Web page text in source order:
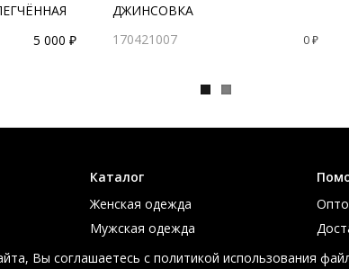
5 000 ₽
ДЖИНСОВКА
170421007
0 ₽
Каталог
Женская одежда
Мужская одежда
Большие размеры
Вы соглашаетесь с политикой использования